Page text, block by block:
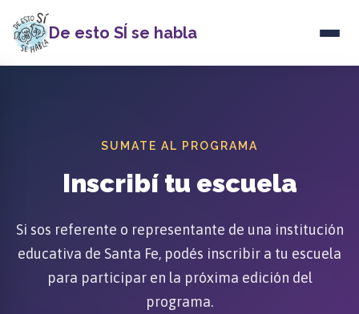
De esto SÍ se habla
SUMATE AL PROGRAMA
Inscribí tu escuela
Si sos referente o representante de una institución
educativa de Santa Fe, podés inscribir a tu escuela
para participar en la próxima edición del
programa.